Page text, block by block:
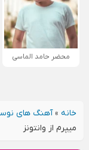
محضر حامد الماسی
خانه»آهنگ های
میپرم از وانتونز